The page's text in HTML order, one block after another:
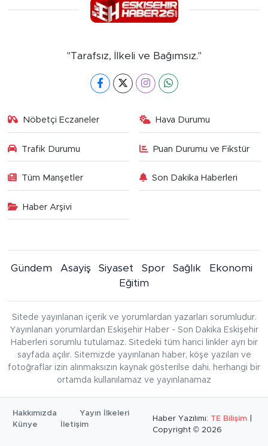
"Tarafsız, İlkeli ve Bağımsız."
Nöbetçi Eczaneler Hava Durumu
Trafik Durumu Puan Durumu ve Fikstür
Tüm Manşetler Son Dakika Haberleri
Haber Arşivi
Gündem Asayiş Siyaset Spor Sağlık
Ekonomi
Eğitim
Sitede yayınlanan içerik ve yorumlardan yazarları sorumludur.
Yayınlanan yorumlardan Eskişehir Haber - Son Dakika Eskişehir
Haberleri sorumlu tutulamaz. Sitedeki tüm harici linkler ayrı bir
sayfada açılır. Sitemizde yayınlanan haber, köşe yazıları ve
fotoğraflar izin alınmaksızın kaynak gösterilse dahi, herhangi bir
ortamda kullanılamaz ve yayınlanamaz
Hakkımızda
Yayın İlkeleri
Künye
İletişim
Haber Yazılımı: TE Bilişim
Copyright © 2026